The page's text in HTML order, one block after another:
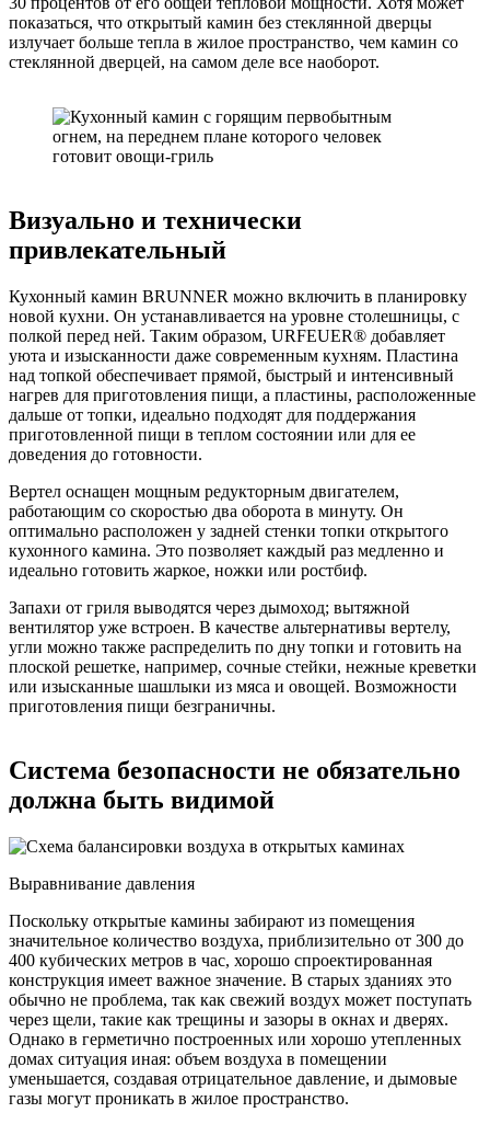
показаться, что открытый камин без стеклянной дверцы
излучает больше тепла в жилое пространство, чем камин со
стеклянной дверцей, на самом деле все наоборот.
Визуально и технически
привлекательный
Кухонный камин BRUNNER можно включить в планировку
новой кухни. Он устанавливается на уровне столешницы, с
полкой перед ней. Таким образом, URFEUER® добавляет
уюта и изысканности даже современным кухням. Пластина
над топкой обеспечивает прямой, быстрый и интенсивный
нагрев для приготовления пищи, а пластины, расположенные
дальше от топки, идеально подходят для поддержания
приготовленной пищи в теплом состоянии или для ее
доведения до готовности.
Вертел оснащен мощным редукторным двигателем,
работающим со скоростью два оборота в минуту. Он
оптимально расположен у задней стенки топки открытого
кухонного камина. Это позволяет каждый раз медленно и
идеально готовить жаркое, ножки или ростбиф.
Запахи от гриля выводятся через дымоход; вытяжной
вентилятор уже встроен. В качестве альтернативы вертелу,
угли можно также распределить по дну топки и готовить на
плоской решетке, например, сочные стейки, нежные креветки
или изысканные шашлыки из мяса и овощей. Возможности
приготовления пищи безграничны.
Система безопасности не обязательно
должна быть видимой
Выравнивание давления
Поскольку открытые камины забирают из помещения
значительное количество воздуха, приблизительно от 300 до
400 кубических метров в час, хорошо спроектированная
конструкция имеет важное значение. В старых зданиях это
обычно не проблема, так как свежий воздух может поступать
через щели, такие как трещины и зазоры в окнах и дверях.
Однако в герметично построенных или хорошо утепленных
домах ситуация иная: объем воздуха в помещении
уменьшается, создавая отрицательное давление, и дымовые
газы могут проникать в жилое пространство.